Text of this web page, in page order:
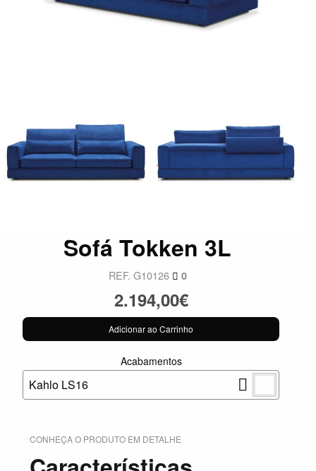
Sofá Tokken 3L
REF. G10126 0
2.194,00€
Adicionar ao Carrinho
Acabamentos
Kahlo LS16
CONHEÇA O PRODUTO EM DETALHE